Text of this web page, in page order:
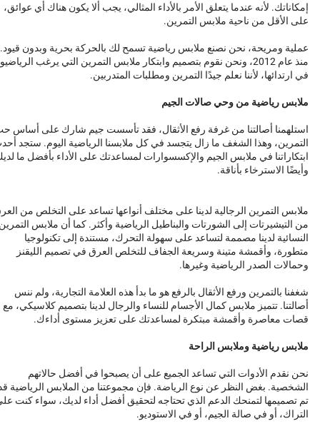
إمكاناتك. لأنه عندما يتعلق الأمر بالأداء المثالي، يجب ألا يكون هناك أي عوائق،
على الأقل من ناحية ملابس التمرين.
عملية ومريحة، نحن نصنع ملابس رياضية تسمح لك بالحركة بحرية وبدون قيود.
منذ عام 2012، ونحن نقوم بتصميم وابتكار ملابس التمرين التي يرغب
في ارتدائها، لأننا نعلم جيدًا التمرين ومطلبات المتدربين.
ملابس رياضية من وحي صالات الجيم
استلهمنا أصالتنا من غرفة رفع الأثقال، فقد تأسست جيم شارك على أساس
التمرين، وهذا الشغف ما زال يتجسد في كل ملابسنا الرياضية اليوم. ستجد
ابتكاراتنا في ملابس الجيم والإكسسوارات لمساعدتك على الأداء بأفضل ما
وأيضًا الاسترخاء بأناقة.
ملابس التمرين الرجالية لدينا على مختلف أنواعها تساعد على التخلص من
من التيشيرتات إلى الشورتات والبناطيل الرياضية وأكثر. كما أن ملابس
النسائية لدينا مصممة لتساعد على سهولة التحرك، مستندة إلى تكنولوجيا
متطورة، وأقمشة متينة وسريعة الجفاف للتخلص العرق في تصميم الليقنز
وحمالات الصدر الرياضية وغيرها.
شغفنا بالتمرين ورفع الأثقال بالرفع هو ما بدأ هذه العلامة التجارية، ولم ننس
أصالتنا. تتميز ملابس كمال الأجسام للنساء والرجال لدينا بتصميم كلاسيكي، مع
قصات معاصرة وأقمشة مبتكرة لمساعدتك على تعزيز مستوى أداءك.
ملابس رياضية وملابس الراحة
نحن نقدم الأدوات التي تساعد الجميع على أن يصبحوا في أفضل حالاتهم
الشخصية. بغض النظر عن نوع الرياضة. فإن مجموعتنا من الملابس الرياضية
تم تصميمها لتمنحك الدعم الذي تحتاجه لتحقيق أفضل أداء لديك، سواء كنت
التراك، أو في صالة الجيم، أو في الاستوديو.